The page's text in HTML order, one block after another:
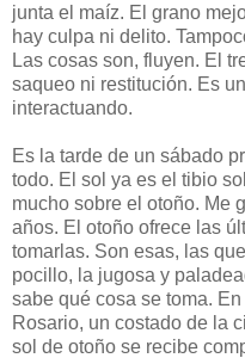
junta el maíz. El grano
hay culpa ni delito.
Las cosas son, fluyen. El
saqueo ni restitución. Es
interactuando.
Es la tarde de un sábado
todo. El sol ya es el tibio
mucho sobre el otoño. Me
años. El otoño ofrece las
tomarlas. Son esas, las
pocillo, la jugosa y
sabe qué cosa se toma.
Rosario, un costado de la
sol de otoño se recibe